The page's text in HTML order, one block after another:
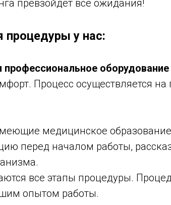
превзойдет все ожидания!
у нас:
оборудование
Процесс осуществляется
медицинское
перед началом работы,
все этапы процедуры.
опытом работы.